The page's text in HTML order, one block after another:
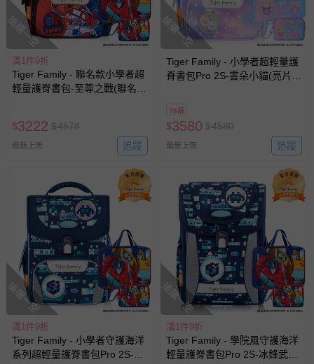
搶購一空
滿1件9折
Tiger Family - 聯名款小學者超
輕量護脊書包-至尊之戰(聯名款
花色送完以其他樣式替代 不另
行通知
$3222 $4578
最新上架 追蹤
搶購一空
Tiger Family - 小學者超輕量護
脊書包Pro 2S-雲朵小貓(亮片
完以其他樣式替代 不另行通知
78折
$3580 $4580
最新上架 追蹤
搶購一空
滿1件9折
Tiger Family - 小學者守護海洋
系列超輕量護脊書包Pro 2S-冰
搶購一空
滿1件9折
Tiger Family - 學院風守護海洋
輕量護脊書包Pro 2S-冰鋒武士-